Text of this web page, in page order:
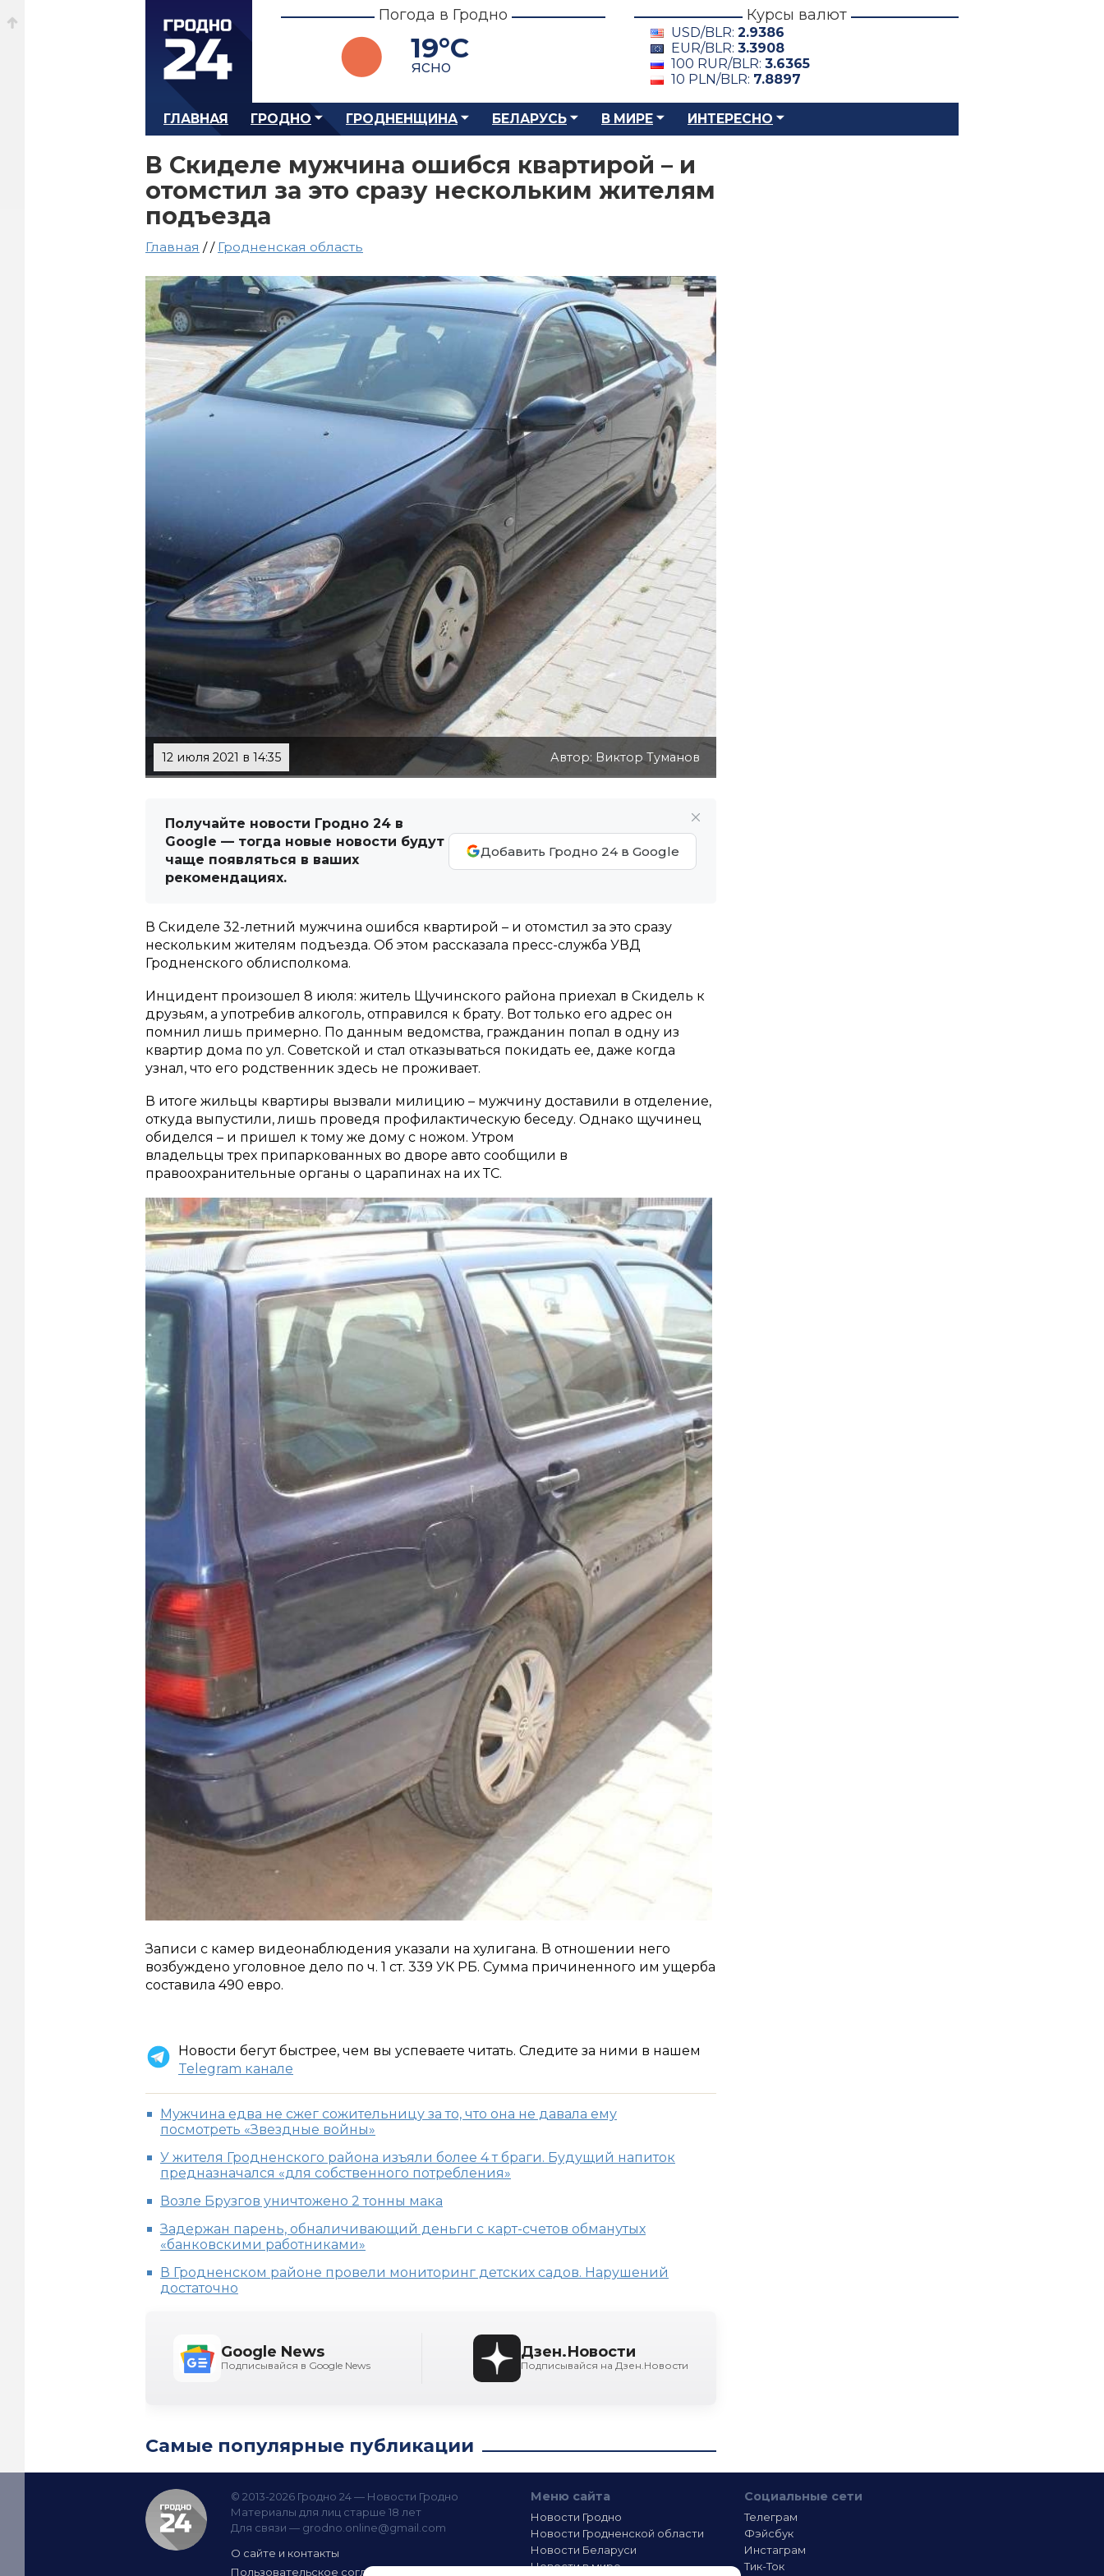
Погода в Гродно
19°C
ясно
Курсы валют
USD/BLR: 2.9386
EUR/BLR: 3.3908
100 RUR/BLR: 3.6365
10 PLN/BLR: 7.8897
ГЛАВНАЯ ГРОДНО ГРОДНЕНЩИНА БЕЛАРУСЬ В МИРЕ ИНТЕРЕСНО
В Скиделе мужчина ошибся квартирой – и
отомстил за это сразу нескольким жителям
подъезда
Главная // Гродненская область
12 июля 2021 в 14:35 Автор: Виктор Туманов
Получайте новости Гродно 24 в
Google — тогда новые новости будут
чаще появляться в ваших
рекомендациях.
Добавить Гродно 24 в Google
В Скиделе 32-летний мужчина ошибся квартирой – и отомстил за это сразу
нескольким жителям подъезда. Об этом рассказала пресс-служба УВД
Гродненского облисполкома.
Инцидент произошел 8 июля: житель Щучинского района приехал в Скидель к
друзьям, а употребив алкоголь, отправился к брату. Вот только его адрес он
помнил лишь примерно. По данным ведомства, гражданин попал в одну из
квартир дома по ул. Советской и стал отказываться покидать ее, даже когда
узнал, что его родственник здесь не проживает.
В итоге жильцы квартиры вызвали милицию – мужчину доставили в отделение,
откуда выпустили, лишь проведя профилактическую беседу. Однако щучинец
обиделся – и пришел к тому же дому с ножом. Утром
владельцы трех припаркованных во дворе авто сообщили в
правоохранительные органы о царапинах на их ТС.
Записи с камер видеонаблюдения указали на хулигана. В отношении него
возбуждено уголовное дело по ч. 1 ст. 339 УК РБ. Сумма причиненного им ущерба
составила 490 евро.
Новости бегут быстрее, чем вы успеваете читать. Следите за ними в нашем
Telegram канале
Мужчина едва не сжег сожительницу за то, что она не давала ему
посмотреть «Звездные войны»
У жителя Гродненского района изъяли более 4 т браги. Будущий напиток
предназначался «для собственного потребления»
Возле Брузгов уничтожено 2 тонны мака
Задержан парень, обналичивающий деньги с карт-счетов обманутых
«банковскими работниками»
В Гродненском районе провели мониторинг детских садов. Нарушений
достаточно
Google News
Подписывайся в Google News
Дзен.Новости
Подписывайся на Дзен.Новости
Самые популярные публикации
© 2013-2026 Гродно 24 — Новости Гродно
Материалы для лиц старше 18 лет
Для связи — grodno.online@gmail.com
О сайте и контакты
Пользовательское соглашение
Меню сайта
Новости Гродно
Новости Гродненской области
Новости Беларуси
Новости в мире
Социальные сети
Телеграм
Фэйсбук
Инстаграм
Тик-Ток